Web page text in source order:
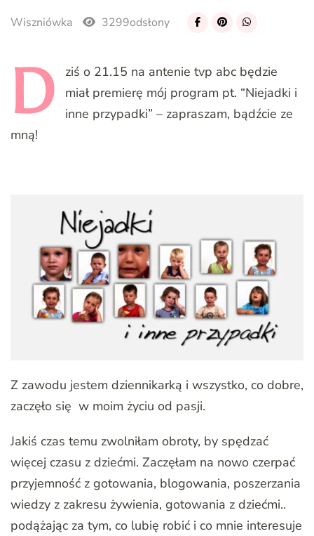
Wiszniówka 3299odsłony
D ziś o 21.15 na antenie tvp abc będzie
miał premierę mój program pt. “Niejadki i
inne przypadki” – zapraszam, bądźcie ze
mną!
Z zawodu jestem dziennikarką i wszystko, co dobre,
zaczęło się w moim życiu od pasji.
Jakiś czas temu zwolniłam obroty, by spędzać
więcej czasu z dziećmi. Zaczęłam na nowo czerpać
przyjemność z gotowania, blogowania, poszerzania
wiedzy z zakresu żywienia, gotowania z dziećmi..
podążając za tym, co lubię robić i co mnie interesuje